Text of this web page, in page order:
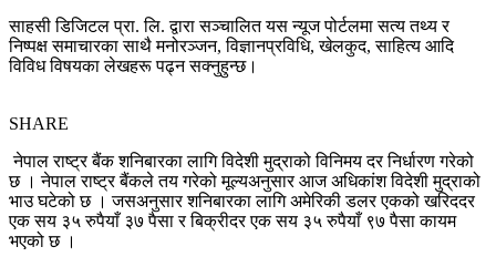
साहसी डिजिटल प्रा. लि. द्वारा सञ्चालित यस न्यूज पोर्टलमा सत्य तथ्य र
निष्पक्ष समाचारका साथै मनोरञ्जन, विज्ञानप्रविधि, खेलकुद, साहित्य आदि
विविध विषयका लेखहरू पढ्न सक्नुहुन्छ।
SHARE
नेपाल राष्ट्र बैंक शनिबारका लागि विदेशी मुद्राको विनिमय दर निर्धारण गरेको
छ । नेपाल राष्ट्र बैंकले तय गरेको मूल्यअनुसार आज अधिकांश विदेशी मुद्राको
भाउ घटेको छ । जसअनुसार शनिबारका लागि अमेरिकी डलर एकको खरिददर
एक सय ३५ रुपैयाँ ३७ पैसा र बिक्रीदर एक सय ३५ रुपैयाँ ९७ पैसा कायम
भएको छ ।